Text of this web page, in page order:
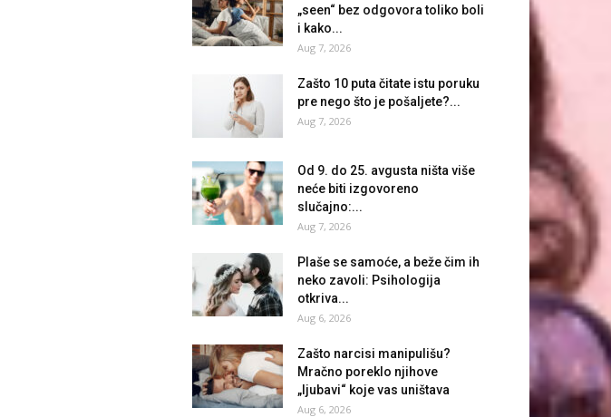
„seen“ bez odgovora toliko boli
i kako...
Aug 7, 2026
Zašto 10 puta čitate istu poruku
pre nego što je pošaljete?...
Aug 7, 2026
Od 9. do 25. avgusta ništa više
neće biti izgovoreno
slučajno:...
Aug 7, 2026
Plaše se samoće, a beže čim ih
neko zavoli: Psihologija
otkriva...
Aug 6, 2026
Zašto narcisi manipulišu?
Mračno poreklo njihove
„ljubavi“ koje vas uništava
Aug 6, 2026